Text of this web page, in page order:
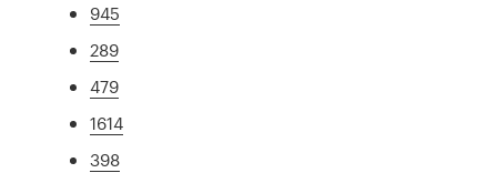
945
289
479
1614
398